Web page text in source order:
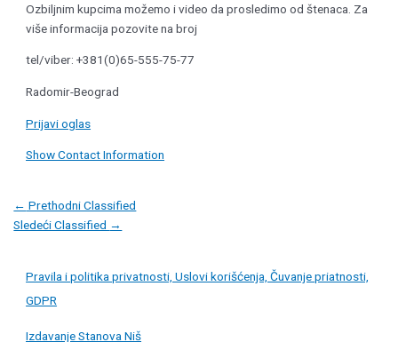
Ozbiljnim kupcima možemo i video da prosledimo od štenaca. Za
više informacija pozovite na broj
tel/viber: +381(0)65-555-75-77
Radomir-Beograd
Prijavi oglas
Show Contact Information
Post
navigation
← Prethodni Classified
Sledeći Classified →
Pravila i politika privatnosti, Uslovi korišćenja, Čuvanje priatnosti,
GDPR
Izdavanje Stanova Niš